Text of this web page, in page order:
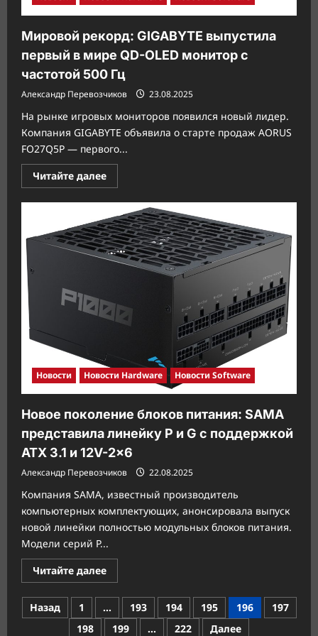
Мировой рекорд: GIGABYTE выпустила
первый в мире QD-OLED монитор с
частотой 500 Гц
Александр Перевозчиков 23.08.2025
На рынке игровых мониторов появился новый лидер.
Компания GIGABYTE объявила о старте продаж AORUS
FO27Q5P — первого...
Читайте далееПрочитать
больше
Мировой
рекорд:
GIGABYTE
выпустила
первый
в
мире
с
частотой
500
Новости Новости Hardware Новости Software
Новое поколение блоков питания: SAMA
представила линейку P и G с поддержкой
ATX 3.1 и 12V-2×6
Александр Перевозчиков 22.08.2025
Компания SAMA, известный производитель
компьютерных комплектующих, анонсировала выпуск
новой линейки полностью модульных блоков питания.
Модели серий P...
Читайте далееПрочитать
больше
Новое
поколение
блоков
питания:
Пагинация
записей
Назад 1 … 193 194 195 196
197
198
199 … 222 Далее